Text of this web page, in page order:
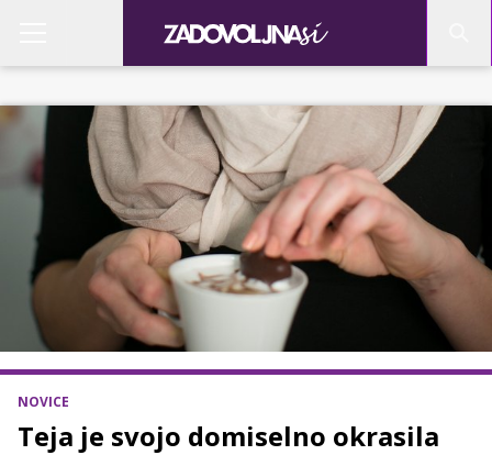
NOVICE
Teja je svojo domiselno okrasila